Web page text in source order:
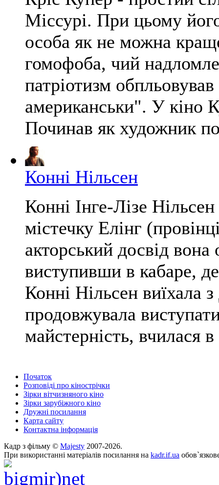
Міссурі. При цьому
особа як не можна
гомофоба, чий
патріотизм
американськи". У кіно
Починав як художник
Конні Нільсен
Конні Інге-Лізе
містечку Елінг
акторський досвід
виступивши в кабаре,
Конні Нільсен виїхала
продовжувала
майстерність, вчилася
Початок
Розповіді про кінострічки
Зірки вітчизняного кіно
Зірки зарубіжного кіно
Дружні посилання
Карта сайту
Контактна інформація
Кадр з фільму © Majesty 2007-2026.
При використанні матеріалів посилання на kadr.if.ua